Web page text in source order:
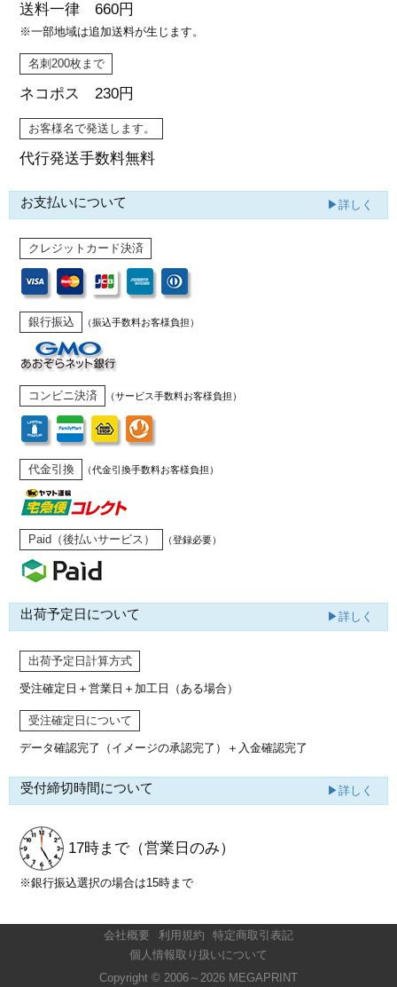
送料一律 660円
※一部地域は追加送料が生じます。
名刺200枚まで
ネコポス 230円
お客様名で発送します。
代行発送手数料無料
お支払いについて ▶詳しく
クレジットカード決済
銀行振込 （振込手数料お客様負担）
コンビニ決済 （サービス手数料お客様負担）
代金引換 （代金引換手数料お客様負担）
Paid（後払いサービス） （登録必要）
出荷予定日について ▶詳しく
出荷予定日計算方式
受注確定日＋営業日＋加工日（ある場合）
受注確定日について
データ確認完了（イメージの承認完了） ＋入金確認完了
受付締切時間について ▶詳しく
17時まで （営業日のみ）
※銀行振込選択の場合は15時まで
会社概要 利用規約
特定商取引表記
個人情報取り扱いについて
Copyright © 2006～2026 MEGAPRINT